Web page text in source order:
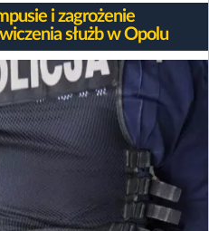
i zagrożenie
służb w Opolu